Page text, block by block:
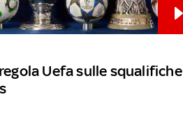
Uefa sulle squalifiche